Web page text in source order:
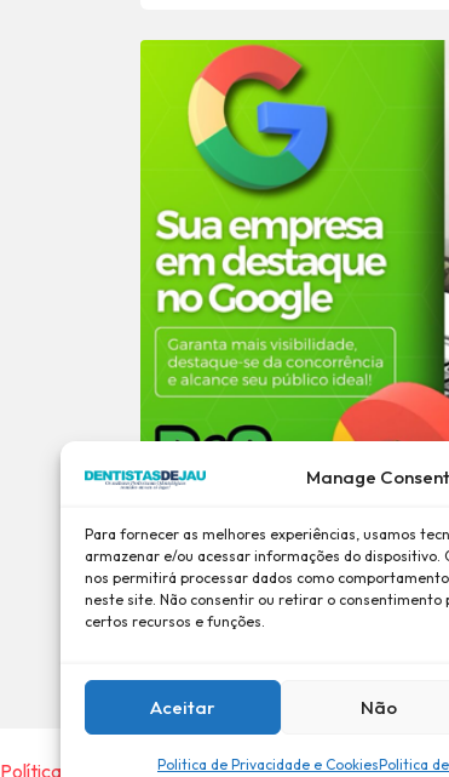
Manage Consent
Para fornecer as melhores experiências, usamos
armazenar e/ou acessar informações do dispositivo.
nos permitirá processar dados como
neste site. Não consentir ou retirar o
certos recursos e funções.
Aceitar Não
Politica de Privacidade e CookiesPolitica
Política de Privacidade e Cookies